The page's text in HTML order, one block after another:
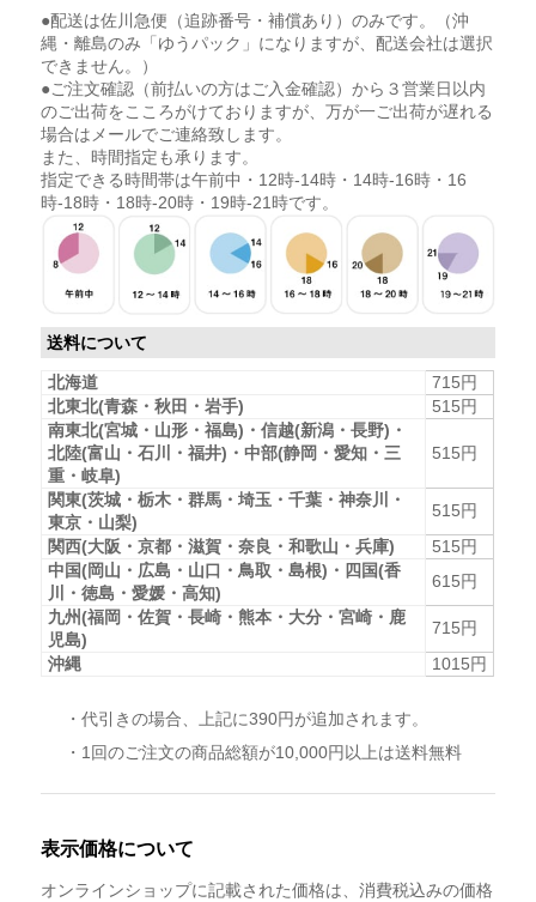
●配送は佐川急便（追跡番号・補償あり）のみです。（沖
縄・離島のみ「ゆうパック」になりますが、配送会社は選択
できません。）
●ご注文確認（前払いの方はご入金確認）から３営業日以内
のご出荷をこころがけておりますが、万が一ご出荷が遅れる
場合はメールでご連絡致します。
また、時間指定も承ります。
指定できる時間帯は午前中・12時-14時・14時-16時・16
時-18時・18時-20時・19時-21時です。
送料について
北海道
715円
北東北(青森・秋田・岩手)
515円
南東北(宮城・山形・福島)・信越(新潟・長野)・
北陸(富山・石川・福井)・中部(静岡・愛知・三
重・岐阜)
515円
関東(茨城・栃木・群馬・埼玉・千葉・神奈川・
東京・山梨)
515円
関西(大阪・京都・滋賀・奈良・和歌山・兵庫)
515円
中国(岡山・広島・山口・鳥取・島根)・四国(香
川・徳島・愛媛・高知)
615円
九州(福岡・佐賀・長崎・熊本・大分・宮崎・鹿
児島)
715円
沖縄
1015円
・代引きの場合、上記に390円が追加されます。
・1回のご注文の商品総額が10,000円以上は送料無料
表示価格について
オンラインショップに記載された価格は、消費税込みの価格